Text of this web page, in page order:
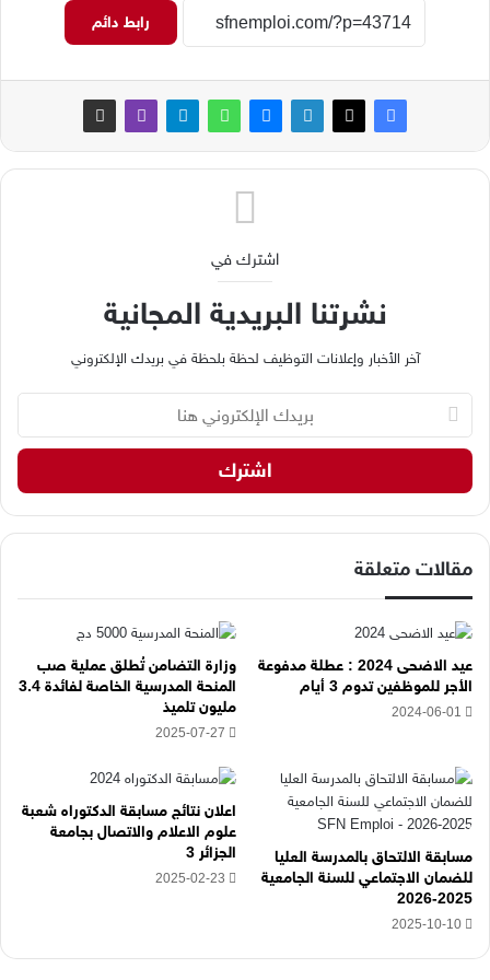
رابط دائم
اشترك في
نشرتنا البريدية المجانية
آخر الأخبار وإعلانات التوظيف لحظة بلحظة في بريدك الإلكتروني
ي
ك
ا
إ
ت
و
ن
ن
ا
مقالات متعلقة
عيد الاضحى 2024 : عطلة مدفوعة
الأجر للموظفين تدوم 3 أيام
2024-06-01
وزارة التضامن تُطلق عملية صب
المنحة المدرسية الخاصة لفائدة 3.4
مليون تلميذ
2025-07-27
مسابقة الالتحاق بالمدرسة العليا
للضمان الاجتماعي للسنة الجامعية
2025-2026
2025-10-10
اعلان نتائج مسابقة الدكتوراه شعبة
علوم الاعلام والاتصال بجامعة
الجزائر 3
2025-02-23